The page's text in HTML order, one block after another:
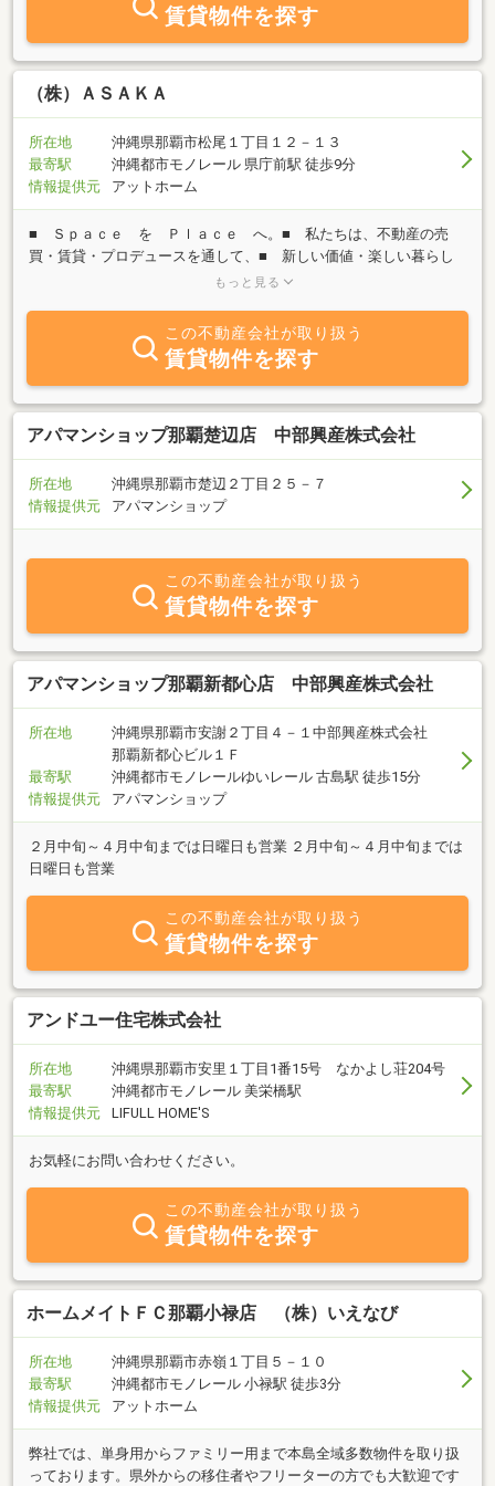
賃貸物件を探す
（株）ＡＳＡＫＡ
所在地
沖縄県那覇市松尾１丁目１２－１３
最寄駅
沖縄都市モノレール 県庁前駅 徒歩9分
情報提供元
アットホーム
■ Ｓｐａｃｅ を Ｐｌａｃｅ へ。■ 私たちは、不動産の売
買・賃貸・プロデュースを通して、■ 新しい価値・楽しい暮らし
を創っていきたいと考えています。■ 一つ一つの土地や建物と誠
もっと見る
この不動産会社が取り扱う
賃貸物件を探す
アパマンショップ那覇楚辺店 中部興産株式会社
所在地
沖縄県那覇市楚辺２丁目２５－７
情報提供元
アパマンショップ
この不動産会社が取り扱う
賃貸物件を探す
アパマンショップ那覇新都心店 中部興産株式会社
所在地
沖縄県那覇市安謝２丁目４－１中部興産株式会社
那覇新都心ビル１Ｆ
最寄駅
沖縄都市モノレールゆいレール 古島駅 徒歩15分
情報提供元
アパマンショップ
２月中旬～４月中旬までは日曜日も営業 ２月中旬～４月中旬までは
日曜日も営業
この不動産会社が取り扱う
賃貸物件を探す
アンドユー住宅株式会社
所在地
沖縄県那覇市安里１丁目1番15号 なかよし荘204号
最寄駅
沖縄都市モノレール 美栄橋駅
情報提供元
LIFULL HOME'S
お気軽にお問い合わせください。
この不動産会社が取り扱う
賃貸物件を探す
ホームメイトＦＣ那覇小禄店 （株）いえなび
所在地
沖縄県那覇市赤嶺１丁目５－１０
最寄駅
沖縄都市モノレール 小禄駅 徒歩3分
情報提供元
アットホーム
弊社では、単身用からファミリー用まで本島全域多数物件を取り扱
っております。県外からの移住者やフリーターの方でも大歓迎です